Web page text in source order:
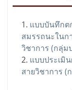
แบบบันทึกต
สมรรถนะในก
วิชาการ (กลุ่ม
แบบประเมิ
สายวิชาการ (